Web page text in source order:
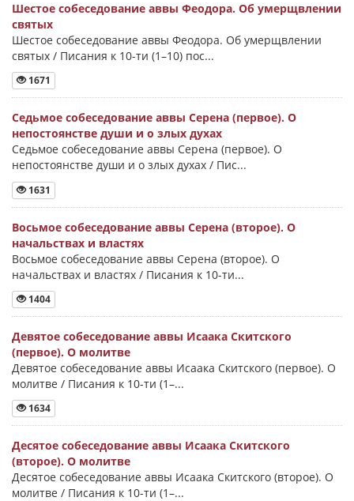
Шестое собеседование аввы Феодора. Об умерщвлении
святых
Шестое собеседование аввы Феодора. Об умерщвлении
святых / Писания к 10-ти (1–10) пос...
1671
Седьмое собеседование аввы Серена (первое). О
непостоянстве души и о злых духах
Седьмое собеседование аввы Серена (первое). О
непостоянстве души и о злых духах / Пис...
1631
Восьмое собеседование аввы Серена (второе). О
начальствах и властях
Восьмое собеседование аввы Серена (второе). О
начальствах и властях / Писания к 10-ти...
1404
Девятое собеседование аввы Исаака Скитского
(первое). О молитве
Девятое собеседование аввы Исаака Скитского (первое). О
молитве / Писания к 10-ти (1–...
1634
Десятое собеседование аввы Исаака Скитского
(второе). О молитве
Десятое собеседование аввы Исаака Скитского (второе). О
молитве / Писания к 10-ти (1–...